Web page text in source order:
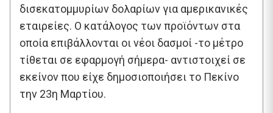
δισεκατομμυρίων δολαρίων για αμερικανικές
εταιρείες. Ο κατάλογος των προϊόντων στα
οποία επιβάλλονται οι νέοι δασμοί -το μέτρο
τίθεται σε εφαρμογή σήμερα- αντιστοιχεί σε
εκείνον που είχε δημοσιοποιήσει το Πεκίνο
την 23η Μαρτίου.